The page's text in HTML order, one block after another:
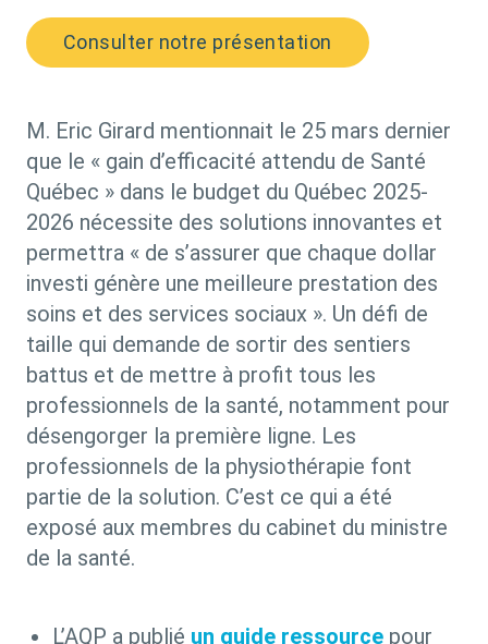
Consulter notre présentation
M. Eric Girard mentionnait le 25 mars dernier
que le « gain d’efficacité attendu de Santé
Québec » dans le budget du Québec 2025-
2026 nécessite des solutions innovantes et
permettra « de s’assurer que chaque dollar
investi génère une meilleure prestation des
soins et des services sociaux ». Un défi de
taille qui demande de sortir des sentiers
battus et de mettre à profit tous les
professionnels de la santé, notamment pour
désengorger la première ligne. Les
professionnels de la physiothérapie font
partie de la solution. C’est ce qui a été
exposé aux membres du cabinet du ministre
de la santé.
L’AQP a publié un guide ressource pour